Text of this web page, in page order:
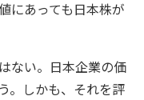
にあっても日本株が
ない。日本企業の価
。しかも、それを評